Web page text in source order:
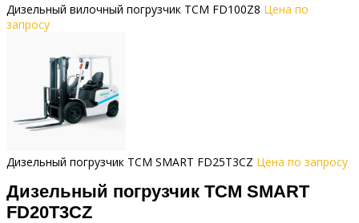
Дизельный вилочный погрузчик TCM FD100Z8 Цена по
запросу
Дизельный погрузчик TCM SMART FD25T3CZ Цена по запросу
Дизельный погрузчик TCM SMART
FD20T3CZ